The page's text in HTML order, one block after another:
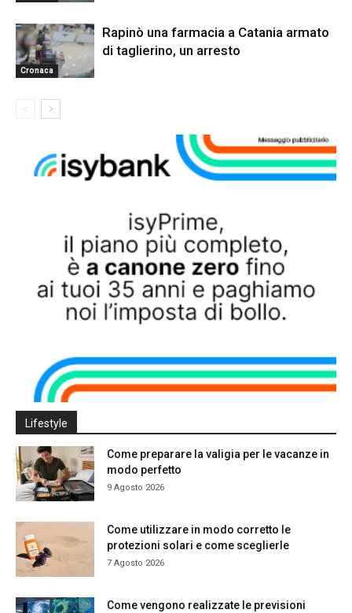
Cronaca
Rapinò una farmacia a Catania armato
di taglierino, un arresto
Lifestyle
Come preparare la valigia per le vacanze in
modo perfetto
9 Agosto 2026
Come utilizzare in modo corretto le
protezioni solari e come sceglierle
7 Agosto 2026
Come vengono realizzate le previsioni